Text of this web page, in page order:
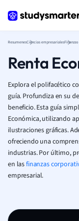
ResumenesCiencias empresariales
Renta
Explora el polifacético
guía. Profundiza en su
beneficio. Esta guía
Económica, utilizando
ilustraciones gráficas.
ofreciendo una
industrias. Por último,
en lasfinanzas
empresarial.